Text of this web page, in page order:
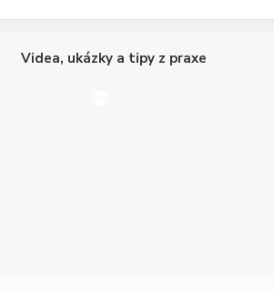
Videa, ukázky a tipy z praxe